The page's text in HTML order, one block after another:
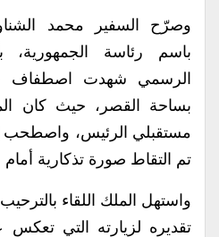
وصرّح السفير محمد
باسم رئاسة الجمهورية،
الرسمي شهدت اصطفاف
بساحة القصر، حيث كان
مستقبلي الرئيس، واصطحب
تم التقاط صورة تذكارية
واستهل الملك اللقاء
تقديره لزيارته التي تعكس